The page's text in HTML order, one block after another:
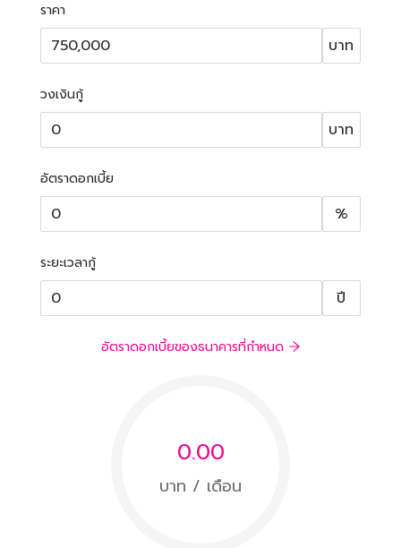
ราคา
บาท
วงเงินกู้
บาท
อัตราดอกเบี้ย
%
ระยะเวลากู้
ปี
อัตราดอกเบี้ยของธนาคารที่กำหนด
0.00
บาท / เดือน